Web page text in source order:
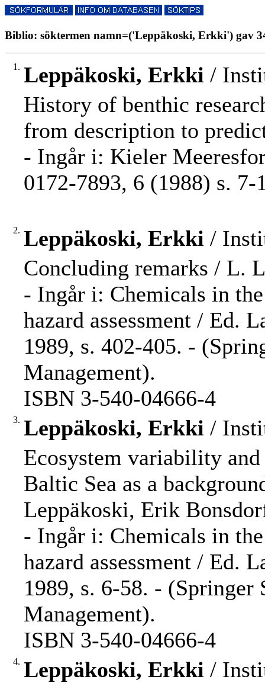
Biblio: söktermen namn=('Leppäkoski, Erkki') gav
1. Leppäkoski, Erkki /
History of benthic
from description to
- Ingår i: Kieler
0172-7893, 6 (1988) s. 7-
2. Leppäkoski, Erkki /
Concluding remarks / L.
- Ingår i: Chemicals in
hazard assessment / Ed.
1989, s. 402-405. -
Management).
ISBN 3-540-04666-4
3. Leppäkoski, Erkki /
Ecosystem variability
Baltic Sea as a
Leppäkoski, Erik
- Ingår i: Chemicals in
hazard assessment / Ed.
1989, s. 6-58. - (Springer
Management).
ISBN 3-540-04666-4
4. Leppäkoski, Erkki /